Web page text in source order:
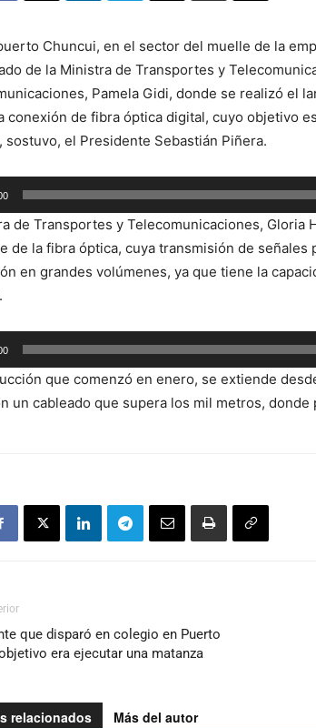
Chuncui, en el sector del muelle de la
de la Ministra de Transportes y
Pamela Gidi, donde se realizó el
conexión de fibra óptica digital, cuyo objetivo
sostuvo, el Presidente Sebastián Piñera.
de Transportes y Telecomunicaciones, Gloria
de la fibra óptica, cuya transmisión de señales
en grandes volúmenes, ya que tiene la
que comenzó en enero, se extiende
un cableado que supera los mil metros,
que disparó en colegio en Puerto
era ejecutar una matanza
relacionados Más del autor